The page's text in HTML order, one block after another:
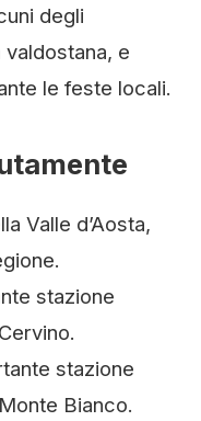
degli
e
le feste locali.
Valle d’Aosta,
stazione
stazione
Bianco.